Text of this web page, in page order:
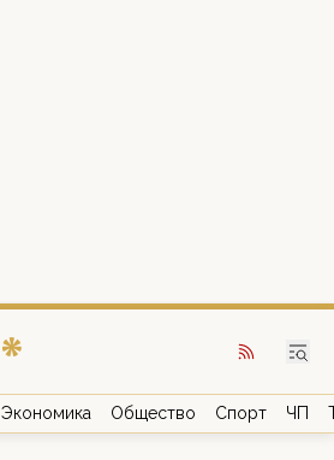
Экономика Общество Спорт ЧП